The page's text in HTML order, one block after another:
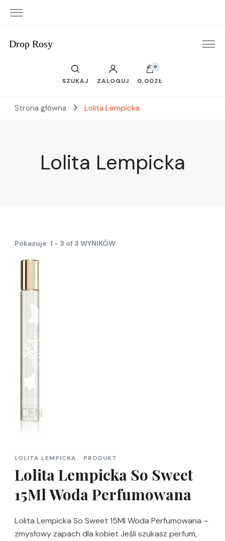
Drop Rosy
SZUKAJ ZALOGUJ
0
0,00ZŁ
Strona główna Lolita Lempicka
Lolita Lempicka
Pokazuje: 1 - 3 of 3 WYNIKÓW
LOLITA LEMPICKA PRODUKT
Lolita Lempicka So Sweet
15Ml Woda Perfumowana
Lolita Lempicka So Sweet 15Ml Woda Perfumowana –
zmysłowy zapach dla kobiet Jeśli szukasz perfum,